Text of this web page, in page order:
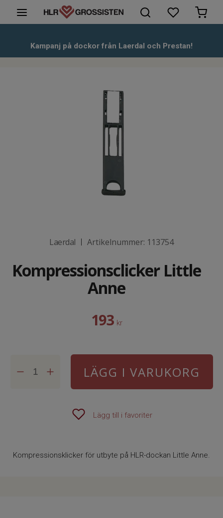
HLR-Dockor
Kampanj på dockor från Laerdal och Prestan!
Laerdal | Artikelnummer: 113754
Kompressionsclicker Little
Anne
193 kr
LÄGG I VARUKORG
Lägg till i favoriter
Kompressionsklicker för utbyte på HLR-dockan Little Anne.